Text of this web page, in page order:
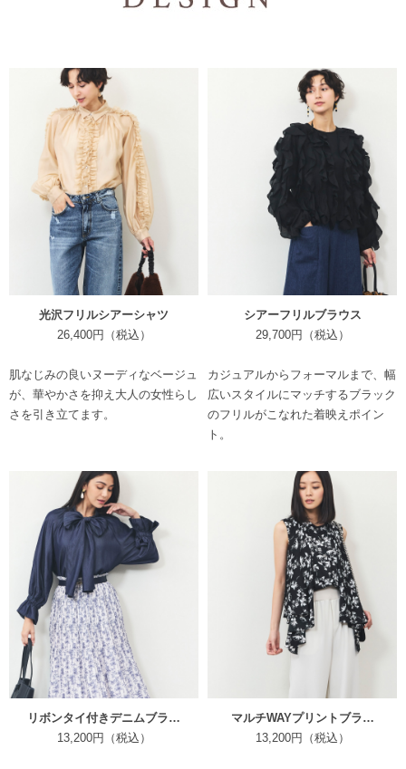
光沢フリルシアーシャツ
26,400円（税込）
肌なじみの良いヌーディなベージュ
が、華やかさを抑え大人の女性らし
さを引き立てます。
シアーフリルブラウス
29,700円（税込）
カジュアルからフォーマルまで、幅
広いスタイルにマッチするブラック
のフリルがこなれた着映えポイン
ト。
リボンタイ付きデニムブラ…
13,200円（税込）
マルチWAYプリントブラ…
13,200円（税込）